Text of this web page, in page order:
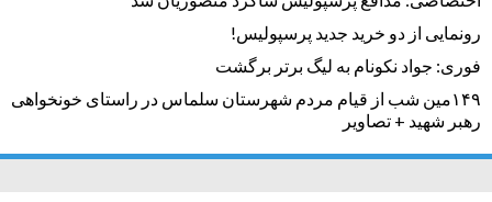
رونمایی از دو خرید جدید پرسپولیس!
فوری: جواد نکونام به لیگ برتر برگشت
۱۴۹مین شب از قیام مردم شهرستان سلماس در راستای خونخواهی
رهبر شهید + تصاویر